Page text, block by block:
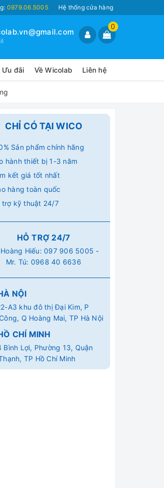
0979.06.5005 Hệ thống cửa hàng
0
đãi Về Wicolab Liên hệ
CHỈ CÓ TẠI WICO
Sản phẩm chính hãng
hành thiết bị 1-3 năm
kết giá tốt nhất
hàng toàn quốc
trợ kỹ thuật 24/7
HỖ TRỢ 24/7
Hoàng Hiếu:097 906 5005 -
Mr. Tú: 0968 40 6636
NỘI
A3 khu đô thị Đại Kim, P
Q Hoàng Mai, TP Hà Nội
CHÍ MINH
Bình Lợi, Phường 13, Quận
TP Hồ Chí Minh